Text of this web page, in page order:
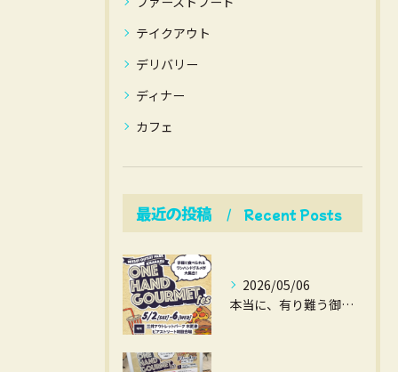
テイクアウト
デリバリー
ディナー
カフェ
最近の投稿 Recent Posts
2026/05/06
本当に、有り難う御座いました。